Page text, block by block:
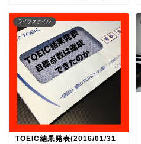
ライフスタイル
TOEIC結果発表(2016/01/31